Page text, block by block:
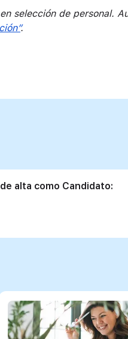
selección de personal.
.
alta como Candidato: